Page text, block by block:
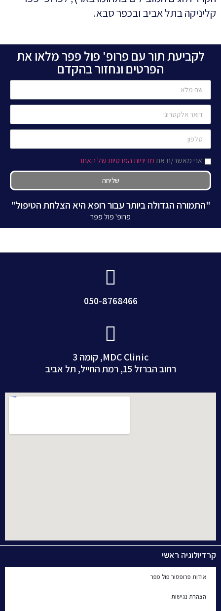
קליניקה בתל אביב ובכפר סבא.
לקביעת תור עם פרופ' פול פפר מלאו את
הפרטים ונחזור בהקדם
אני מאשר/ת אתמדיניות הפרטיות של האתר
שליחה
"התמורה הגדולה ביותר עבור רופא היא הצלחת הטיפול"
פרופ' פול פפר
050-8768466
MDC Clinic, קומה 3
רחוב הברזל 15, רמת החייל, תל אביב
קרדיולוגיה ראשי
אודות פרופסור פול פפר
הצהרת נגישות